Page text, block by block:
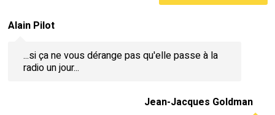
Alain Pilot
...si ça ne vous dérange pas qu'elle passe à la
radio un jour...
Jean-Jacques Goldman